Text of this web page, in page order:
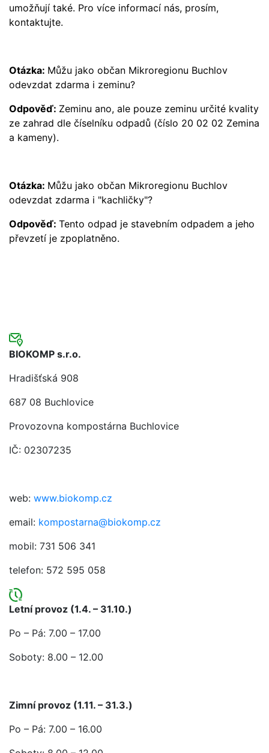
umožňují také. Pro více informací nás, prosím,
kontaktujte.
Otázka: Můžu jako občan Mikroregionu Buchlov
odevzdat zdarma i zeminu?
Odpověď: Zeminu ano, ale pouze zeminu určité kvality
ze zahrad dle číselníku odpadů (číslo 20 02 02 Zemina
a kameny).
Otázka: Můžu jako občan Mikroregionu Buchlov
odevzdat zdarma i "kachličky"?
Odpověď: Tento odpad je stavebním odpadem a jeho
převzetí je zpoplatněno.
BIOKOMP s.r.o.
Hradišťská 908
687 08 Buchlovice
Provozovna kompostárna Buchlovice
IČ: 02307235
web: www.biokomp.cz
email: kompostarna@biokomp.cz
mobil: 731 506 341
telefon: 572 595 058
Letní provoz (1.4. – 31.10.)
Po – Pá: 7.00 – 17.00
Soboty: 8.00 – 12.00
Zimní provoz (1.11. – 31.3.)
Po – Pá: 7.00 – 16.00